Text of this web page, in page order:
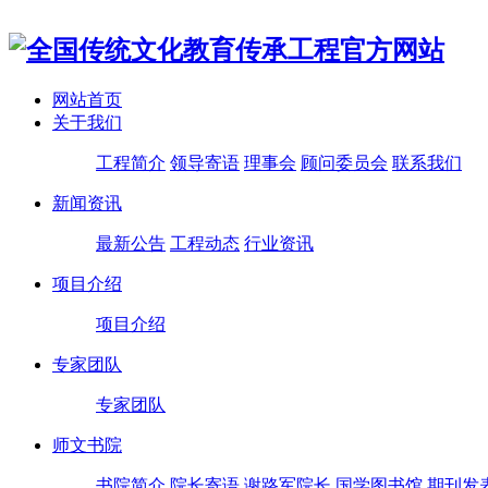
网站首页
关于我们
工程简介 领导寄语 理事会 顾问委员会 联系我们
新闻资讯
最新公告 工程动态 行业资讯
项目介绍
项目介绍
专家团队
专家团队
师文书院